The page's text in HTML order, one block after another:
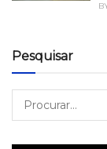
Pesquisar